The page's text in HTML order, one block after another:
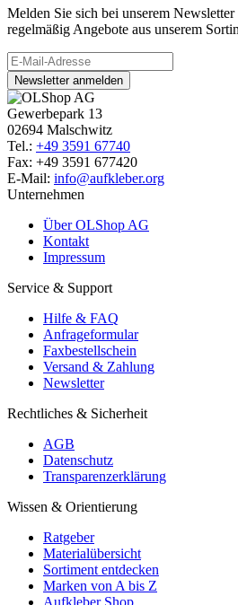
Melden Sie sich bei unserem
regelmäßig Angebote aus unserem
Newsletter anmelden
Gewerbepark 13
02694 Malschwitz
Tel.: +49 3591 67740
Fax: +49 3591 677420
E-Mail: info@aufkleber.org
Unternehmen
Über OLShop AG
Kontakt
Impressum
Service & Support
Hilfe & FAQ
Anfrageformular
Faxbestellschein
Versand & Zahlung
Newsletter
Rechtliches & Sicherheit
AGB
Datenschutz
Transparenzerklärung
Wissen & Orientierung
Ratgeber
Materialübersicht
Sortiment entdecken
Marken von A bis Z